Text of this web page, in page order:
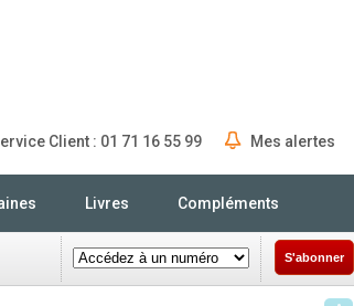
Client : 01 71 16 55 99 Mes alertes
Livres Compléments
S'abonner